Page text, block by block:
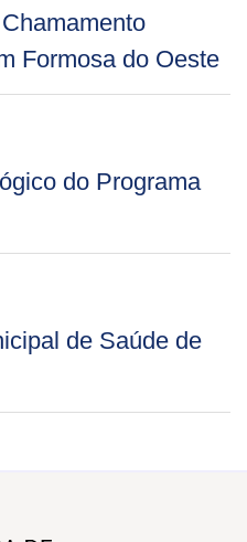
Formosa do Oeste
do Programa
de Saúde de